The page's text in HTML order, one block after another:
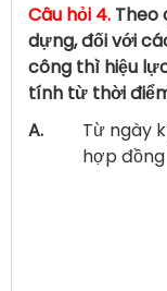
Câu hỏi 4. Theo
dựng, đối với
công thì hiệu
tính từ thời
A.
Từ ngày
hợp đồng